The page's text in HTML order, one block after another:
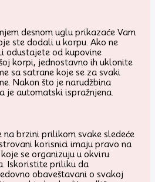
desnom uglu prikazaće Vam
ste dodali u korpu. Ako ne
odustajete od kupovine
korpi, jednostavno ih uklonite
sa satrane koje se za svaki
Nakon što je narudžbina
je automatski ispražnjena.
brzini prilikom svake sledeće
korisnici imaju pravo na
se organizuju u okviru
Iskoristite priliku da
obaveštavani o svakoj